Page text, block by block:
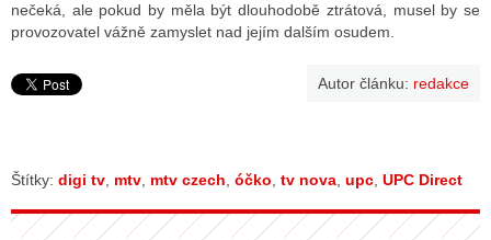
nečeká, ale pokud by měla být dlouhodobě ztrátová, musel by se
provozovatel vážně zamyslet nad jejím dalším osudem.
Autor článku: redakce
Štítky: digi tv, mtv, mtv czech, óčko, tv nova, upc, UPC Direct